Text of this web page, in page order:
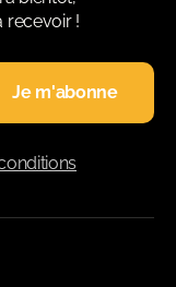
recevoir !